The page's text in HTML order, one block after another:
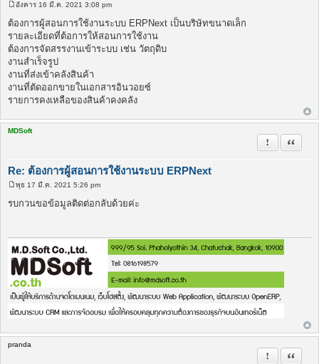
พ
ส
ต์
อังคาร 16 มี.ค. 2021 3:08 pm
ต้องการผู้สอนการใช้งานระบบ ERPNext เป็นบริษัทขนาดเล็ก
รายละเอียดที่ต้อการให้สอนการใช้งาน
ต้องการจัดสรรงานเข้าระบบ เช่น วัตถุดิบ
งานสำเร็จรูป
งานที่ส่งเข้าคลังสินค้า
งานที่ตัดออกขายในเอกสารอินวอยซ์
รายการคงเหลือของสินค้าคงคลัง
MDSoft
Re: ต้องการผู้สอนการใช้งานระบบ ERPNext
รายงานในข้
อ้างคำ
โ
พ
ส
พุธ 17 มี.ค. 2021 5:26 pm
รบกวนขอข้อมูลติดต่อกลับด้วยค่ะ
pranda
รายงานในข้
อ้างคำ